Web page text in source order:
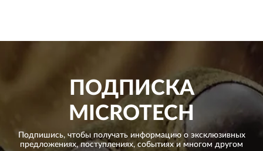
ПОДПИСКА
MICROTECH
Подпишись, чтобы получать информацию о эксклюзивных
предложениях,поступлениях, событиях и многом другом